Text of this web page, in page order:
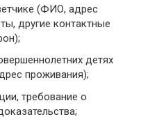
(ФИО, адрес
другие контактные
детях
проживания);
требование о